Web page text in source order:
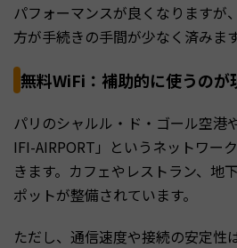
パフォーマンスが良くなりますが
方が手続きの手間が少なく済みます
無料WiFi：補助的に使うのが
パリのシャルル・ド・ゴール空港
IFI-AIRPORT」というネットワー
きます。カフェやレストラン、地
ポットが整備されています。
ただし、通信速度や接続の安定性